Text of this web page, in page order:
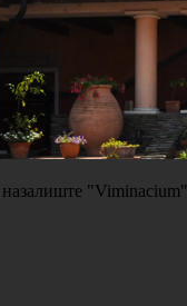
"Viminacium"